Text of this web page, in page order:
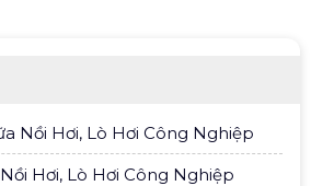
Nồi Hơi, Lò Hơi Công Nghiệp
Hơi, Lò Hơi Công Nghiệp